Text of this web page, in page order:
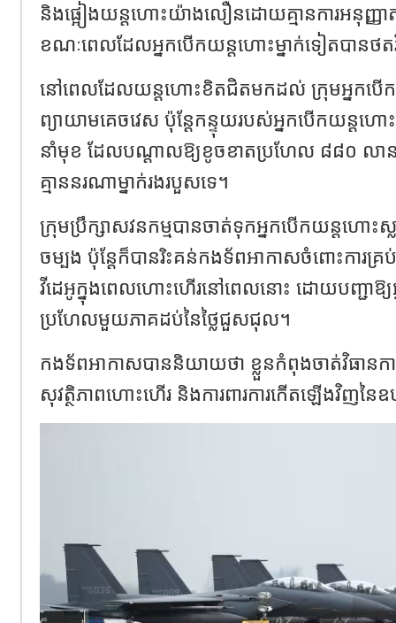
និងផ្អៀងយន្តហោះយ៉ាងលឿនដោយគ្មានការអនុញ្ញាត
ខណៈពេលដែលអ្នកបើកយន្តហោះម្នាក់ទៀតបានថ
នៅពេលដែលយន្តហោះខិតជិតមកដល់ ក្រុមអ្នកបើក
ព្យាយាមគេចវេស ប៉ុន្តែកន្ទុយរបស់អ្នកបើកយន្តហ
នាំមុខ ដែលបណ្តាលឱ្យខូចខាតប្រហែល ៨៨០ លា
គ្មាននរណាម្នាក់រងរបួសទេ។
ក្រុមប្រឹក្សាសវនកម្មបានចាត់ទុកអ្នកបើកយន្តហោះ
ចម្បង ប៉ុន្តែក៏បានរិះគន់កងទ័ពអាកាសចំពោះការគ្
វីដេអូក្នុងពេលហោះហើរនៅពេលនោះ ដោយបញ្ជាឱ្
ប្រហែលមួយភាគដប់នៃថ្លៃជួសជុល។
កងទ័ពអាកាសបាននិយាយថា ខ្លួនកំពុងចាត់វិធានការ
សុវត្ថិភាពហោះហើរ និងការពារការកើតឡើងវិញនៃឧ